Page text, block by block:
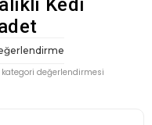
Kedi
değerlendirmesi